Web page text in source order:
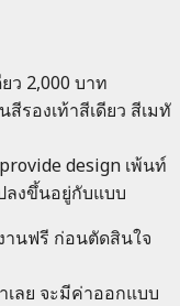
ว 2,000 บาท
สีรองเท้าสีเดียว สีเมทั
design เพ้นท์
ลงขึ้นอยู่กับแบบ
านฟรี ก่อนตัดสินใจ
ลย จะมีค่าออกแบบ